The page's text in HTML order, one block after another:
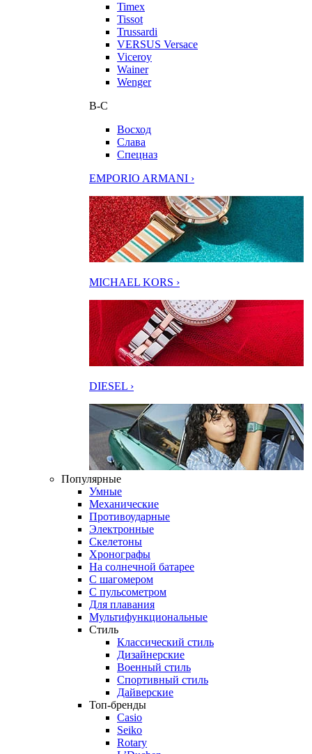
Timex
Tissot
Trussardi
VERSUS Versace
Viceroy
Wainer
Wenger
В-С
Восход
Слава
Спецназ
EMPORIO ARMANI ›
MICHAEL KORS ›
DIESEL ›
Популярные
Умные
Механические
Противоударные
Электронные
Скелетоны
Хронографы
На солнечной батарее
С шагомером
С пульсометром
Для плавания
Мультифункциональные
Стиль
Классический стиль
Дизайнерские
Военный стиль
Спортивный стиль
Дайверские
Топ-бренды
Casio
Seiko
Rotary